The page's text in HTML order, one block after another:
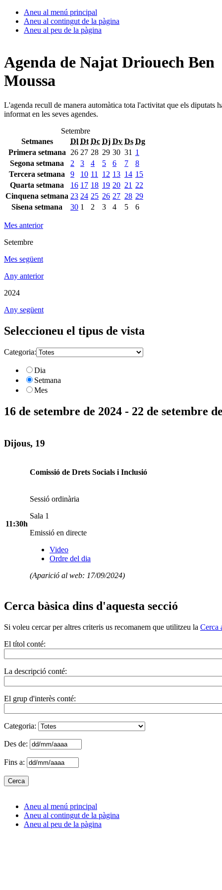
Aneu al menú principal
Aneu al contingut de la pàgina
Aneu al peu de la pàgina
Agenda de Najat Driouech Ben
Moussa
L'agenda recull de manera automàtica tota l'activitat que els diputats
informat en les seves agendes.
Setembre
Setmanes
Dl Dt Dc Dj Dv Ds Dg
Primera setmana
26 27 28 29 30 31 1
Segona setmana
2 3 4 5 6 7
8
Tercera setmana
9 10 11 12 13 14 15
Quarta setmana
16 17 18 19 20 21 22
Cinquena setmana 23 24 25 26 27 28 29
Sisena setmana
30 1 2 3 4 5 6
Mes anterior
Setembre
Mes següent
Any anterior
2024
Any següent
Seleccioneu el tipus de vista
Categoria:
Dia
Setmana
Mes
16 de setembre de 2024 - 22 de setembre
Dijous, 19
11:30h
Comissió de Drets Socials i Inclusió
Sessió ordinària
Sala 1
Emissió en directe
Video
Ordre del dia
(Aparició al web: 17/09/2024)
Cerca bàsica dins d'aquesta secció
Si voleu cercar per altres criteris us recomanem que utilitzeu la Cerca
El títol conté:
La descripció conté:
El grup d'interès conté:
Categoria:
Des de:
Fins a:
Aneu al menú principal
Aneu al contingut de la pàgina
Aneu al peu de la pàgina